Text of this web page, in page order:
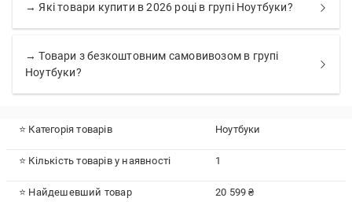
→ Які товари купити в 2026 році в групі Ноутбуки?
→ Товари з безкоштовним самовивозом в групі
Ноутбуки?
⭐ Категорія товарів Ноутбуки
⭐ Кількість товарів у наявності 1
⭐ Найдешевший товар 20 599 ₴